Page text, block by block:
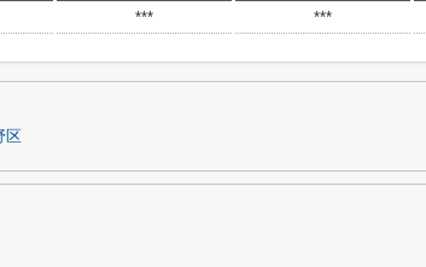
*** ***
区